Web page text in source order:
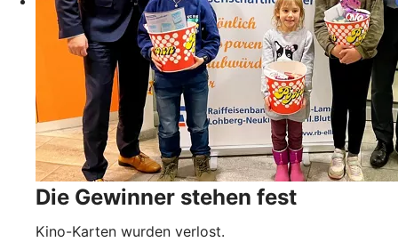
Die Gewinner stehen fest
Kino-Karten wurden verlost.